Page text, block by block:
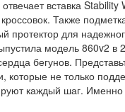
вставка Stability
Также
протектор для
модель 860v2 в
бегунов.
которые не только
каждый шаг. Именно